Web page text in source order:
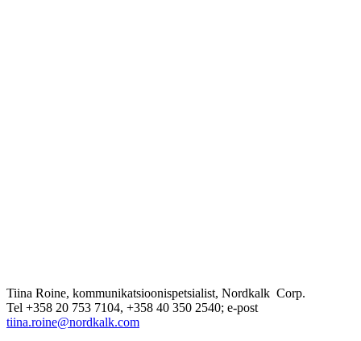
Tiina Roine, kommunikatsioonispetsialist, Nordkalk Corp.
Tel +358 20 753 7104, +358 40 350 2540; e-post
tiina.roine@nordkalk.com